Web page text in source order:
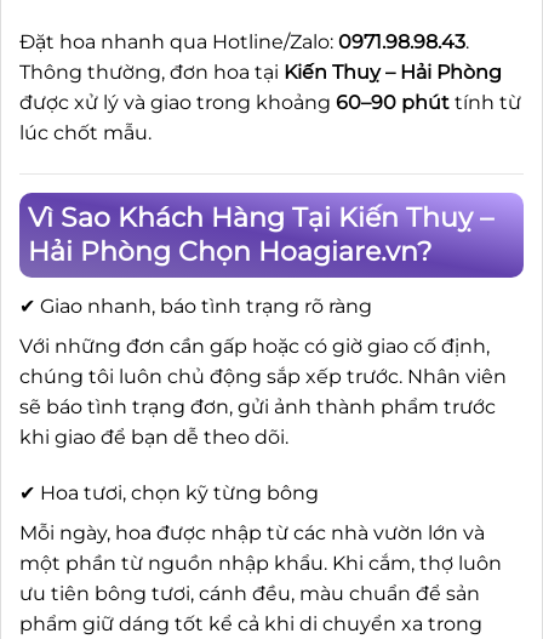
Đặt hoa nhanh qua Hotline/Zalo: 0971.98.98.43.
Thông thường, đơn hoa tại Kiến Thuỵ – Hải Phòng
được xử lý và giao trong khoảng 60–90 phút tính từ
lúc chốt mẫu.
Vì Sao Khách Hàng Tại Kiến Thuỵ –
Hải Phòng Chọn Hoagiare.vn?
✔ Giao nhanh, báo tình trạng rõ ràng
Với những đơn cần gấp hoặc có giờ giao cố định,
chúng tôi luôn chủ động sắp xếp trước. Nhân viên
sẽ báo tình trạng đơn, gửi ảnh thành phẩm trước
khi giao để bạn dễ theo dõi.
✔ Hoa tươi, chọn kỹ từng bông
Mỗi ngày, hoa được nhập từ các nhà vườn lớn và
một phần từ nguồn nhập khẩu. Khi cắm, thợ luôn
ưu tiên bông tươi, cánh đều, màu chuẩn để sản
phẩm giữ dáng tốt kể cả khi di chuyển xa trong